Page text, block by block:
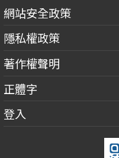
網站安全政策
隱私權政策
著作權聲明
正體字
登入